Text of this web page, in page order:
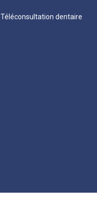
Téléconsultation dentaire